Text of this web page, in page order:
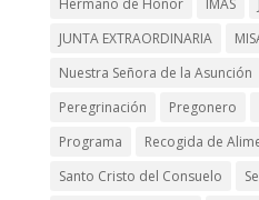
Hermano de Honor
IMAS
JUNTA EXTRAORDINARIA
Nuestra Señora de la Asunción
Peregrinación
Pregonero
Programa
Recogida de
Santo Cristo del Consuelo